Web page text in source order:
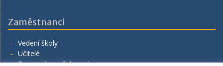
Zaměstnanci
Vedení školy
Učitelé
Provozní zaměstnanci